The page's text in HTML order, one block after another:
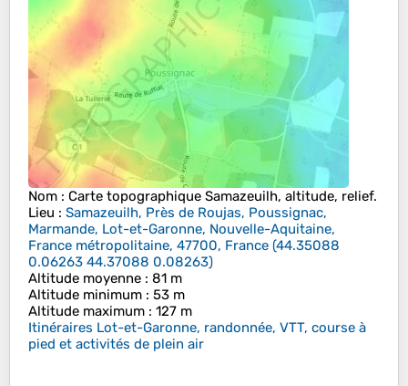
Nom : Carte topographique Samazeuilh, altitude, relief.
Lieu : Samazeuilh, Près de Roujas, Poussignac,
Marmande, Lot-et-Garonne, Nouvelle-Aquitaine,
France métropolitaine, 47700, France (44.35088
0.06263 44.37088 0.08263)
Altitude moyenne : 81 m
Altitude minimum : 53 m
Altitude maximum : 127 m
Itinéraires Lot-et-Garonne, randonnée, VTT, course à
pied et activités de plein air